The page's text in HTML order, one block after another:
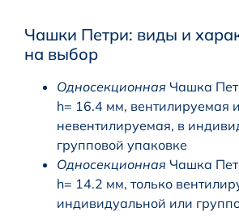
Чашки Петри: виды и
на выбор
Односекционная Чашка
h= 16.4 мм, вентилируемая
невентилируемая, в
групповой упаковке
Односекционная Чашка
h= 14.2 мм, только
индивидуальной или